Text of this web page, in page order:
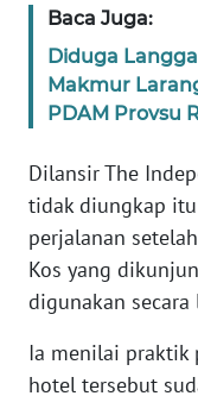
Baca Juga:
Diduga
Makmur
PDAM Provsu
Dilansir The
tidak diungkap
perjalanan
Kos yang
digunakan secara
Ia menilai praktik
hotel tersebut
TENTANG
KAMI
PEDOMAN
SIBER
REDAKSI
KARIR
DISCLAIMER